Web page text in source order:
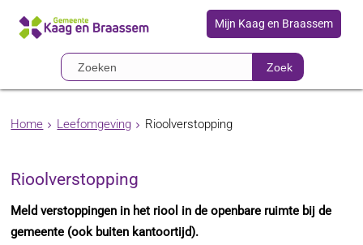
Mijn Kaag en Braassem
Zoek
Home Leefomgeving Rioolverstopping
Rioolverstopping
Meld verstoppingen in het riool in de openbare ruimte bij de
gemeente (ook buiten kantoortijd).